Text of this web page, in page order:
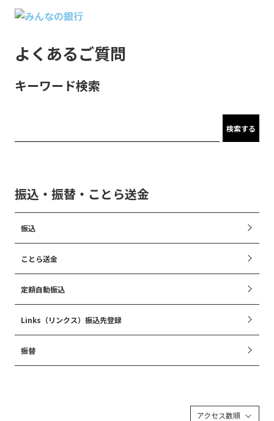
よくあるご質問
キーワード検索
検索する
振込・振替・ことら送金
振込
ことら送金
定額自動振込
Links（リンクス）振込先登録
振替
アクセス数順